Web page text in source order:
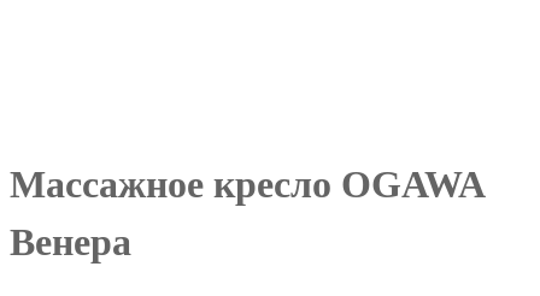
Массажное кресло OGAWA
Венера